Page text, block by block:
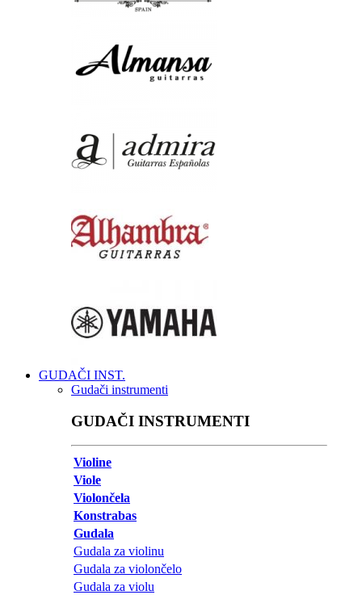
GUDAČI INST.
Gudači instrumenti
GUDAČI INSTRUMENTI
Violine
Viole
Violončela
Konstrabas
Gudala
Gudala za violinu
Gudala za violončelo
Gudala za violu